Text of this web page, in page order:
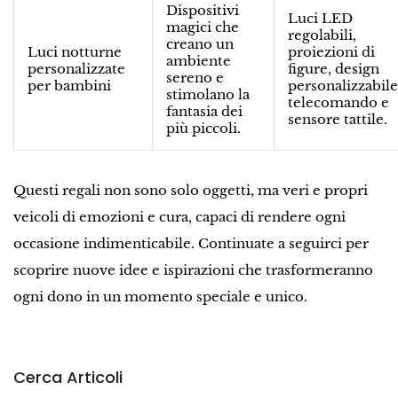
Luci notturne
personalizzate
per bambini
Dispositivi
magici che
creano un
ambiente
sereno e
stimolano la
fantasia dei
più piccoli.
Luci LED
regolabili,
proiezioni di
figure, design
telecomando e
sensore tattile.
Questi regali non sono solo oggetti, ma veri e propri
veicoli di emozioni e cura, capaci di rendere ogni
occasione indimenticabile. Continuate a seguirci per
scoprire nuove idee e ispirazioni che trasformeranno
ogni dono in un momento speciale e unico.
Cerca Articoli